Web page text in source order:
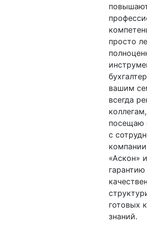
просто
вашим
всегда
посещаю
с
«Аскон»
готовых
знаний.